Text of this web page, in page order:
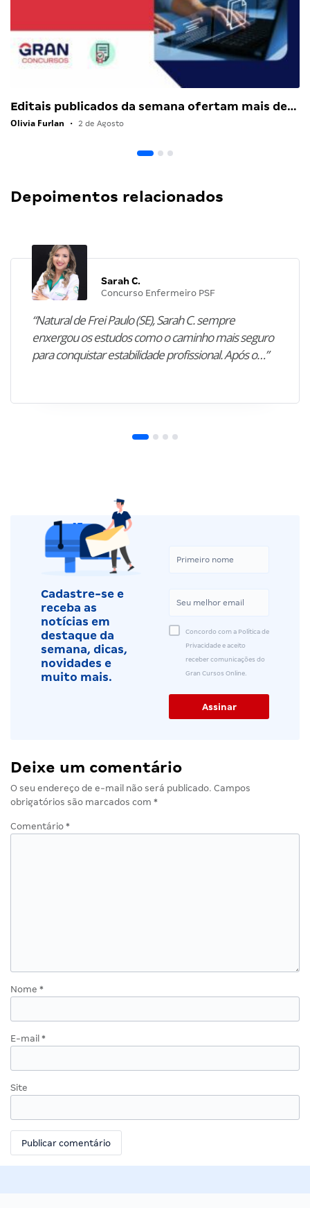
Editais publicados da semana ofertam mais de…
Olivia Furlan • 2 de Agosto
Depoimentos relacionados
Sarah C.
Concurso Enfermeiro PSF
“Natural de Frei Paulo (SE), Sarah C. sempre
enxergou os estudos como o caminho mais seguro
para conquistar estabilidade profissional. Após o…”
Cadastre-se e
receba as
notícias em
destaque da
semana, dicas,
novidades e
muito mais.
Concordo com a Política de
Privacidade e aceito
receber comunicações do
Gran Cursos Online.
Deixe um comentário
O seu endereço de e-mail não será publicado. Campos
obrigatórios são marcados com *
Comentário *
Nome *
E-mail *
Site